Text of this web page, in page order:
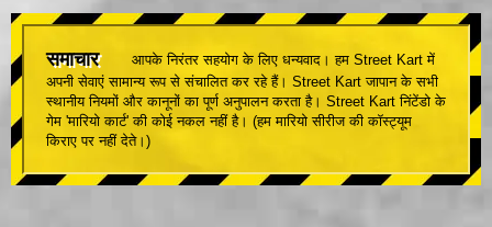
समाचार
आपके निरंतर सहयोग के लिए धन्यवाद। हम Street Kart में
अपनी सेवाएं सामान्य रूप से संचालित कर रहे हैं। Street Kart जापान के सभी
स्थानीय नियमों और कानूनों का पूर्ण अनुपालन करता है। Street Kart निंटेंडो के
गेम 'मारियो कार्ट' की कोई नकल नहीं है। (हम मारियो सीरीज की कॉस्ट्यूम
किराए पर नहीं देते।)